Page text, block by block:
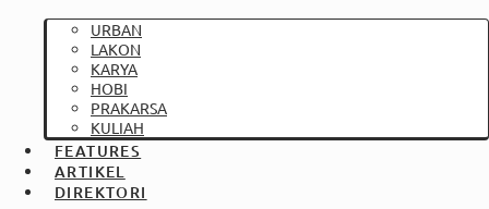
URBAN
LAKON
KARYA
HOBI
PRAKARSA
KULIAH
FEATURES
ARTIKEL
DIREKTORI